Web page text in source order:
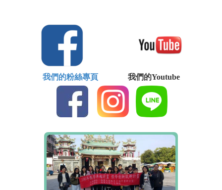
我們的粉絲專頁 我們的Youtube